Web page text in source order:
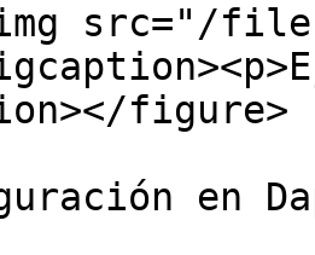
src="/files/
figure>
en